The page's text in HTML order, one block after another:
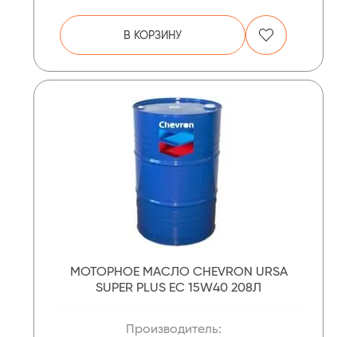
В КОРЗИНУ
МОТОРНОЕ МАСЛО CHEVRON URSA
SUPER PLUS EC 15W40 208Л
Производитель: